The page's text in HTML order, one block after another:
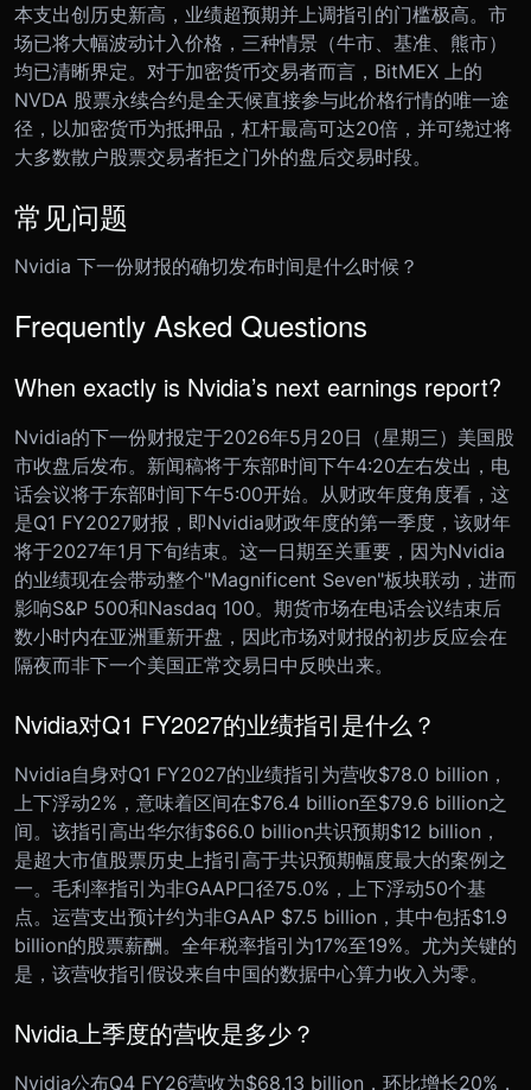
本支出创历史新高，业绩超预期并上调指引的门槛极高。市
场已将大幅波动计入价格，三种情景（牛市、基准、熊市）
均已清晰界定。对于加密货币交易者而言，BitMEX 上的
NVDA 股票永续合约是全天候直接参与此价格行情的唯一途
径，以加密货币为抵押品，杠杆最高可达20倍，并可绕过将
大多数散户股票交易者拒之门外的盘后交易时段。
常见问题
Nvidia 下一份财报的确切发布时间是什么时候？
Frequently Asked Questions
When exactly is Nvidia’s next earnings report?
Nvidia的下一份财报定于2026年5月20日（星期三）美国股
市收盘后发布。新闻稿将于东部时间下午4:20左右发出，电
话会议将于东部时间下午5:00开始。从财政年度角度看，这
是Q1 FY2027财报，即Nvidia财政年度的第一季度，该财年
将于2027年1月下旬结束。这一日期至关重要，因为Nvidia
的业绩现在会带动整个"Magnificent Seven"板块联动，进而
影响S&P 500和Nasdaq 100。期货市场在电话会议结束后
数小时内在亚洲重新开盘，因此市场对财报的初步反应会在
隔夜而非下一个美国正常交易日中反映出来。
Nvidia对Q1 FY2027的业绩指引是什么？
Nvidia自身对Q1 FY2027的业绩指引为营收$78.0 billion，
上下浮动2%，意味着区间在$76.4 billion至$79.6 billion之
间。该指引高出华尔街$66.0 billion共识预期$12 billion，
是超大市值股票历史上指引高于共识预期幅度最大的案例之
一。毛利率指引为非GAAP口径75.0%，上下浮动50个基
点。运营支出预计约为非GAAP $7.5 billion，其中包括$1.9
billion的股票薪酬。全年税率指引为17%至19%。尤为关键的
是，该营收指引假设来自中国的数据中心算力收入为零。
Nvidia上季度的营收是多少？
Nvidia公布Q4 FY26营收为$68.13 billion，环比增长20%，